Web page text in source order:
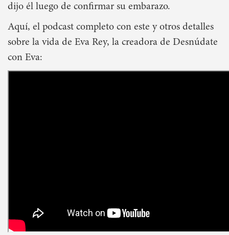
dijo él luego de confirmar su embarazo.
Aquí, el podcast completo con este y otros detalles
sobre la vida de Eva Rey, la creadora de Desnúdate
con Eva: